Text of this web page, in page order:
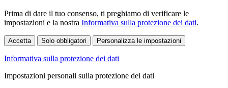
Prima di dare il tuo consenso, ti preghiamo di verificare le
impostazioni e la nostra Informativa sulla protezione dei dati.
Accetta Solo obbligatori Personalizza le impostazioni
Informativa sulla protezione dei dati
Impostazioni personali sulla protezione dei dati